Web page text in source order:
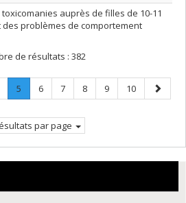
auprès de filles de 10-11
problèmes de comportement
de résultats : 382
Page
5
Page
Page
6 Page
7 Page
8 Page
9 Page
10
Page
par page